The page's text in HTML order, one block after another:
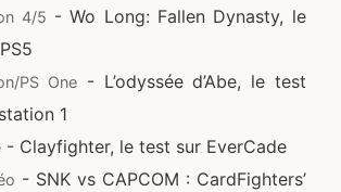
4/5 - Wo Long: Fallen Dynasty, le
PS One - L’odyssée d’Abe, le test
1
- Clayfighter, le test sur EverCade
- SNK vs CAPCOM : CardFighters’